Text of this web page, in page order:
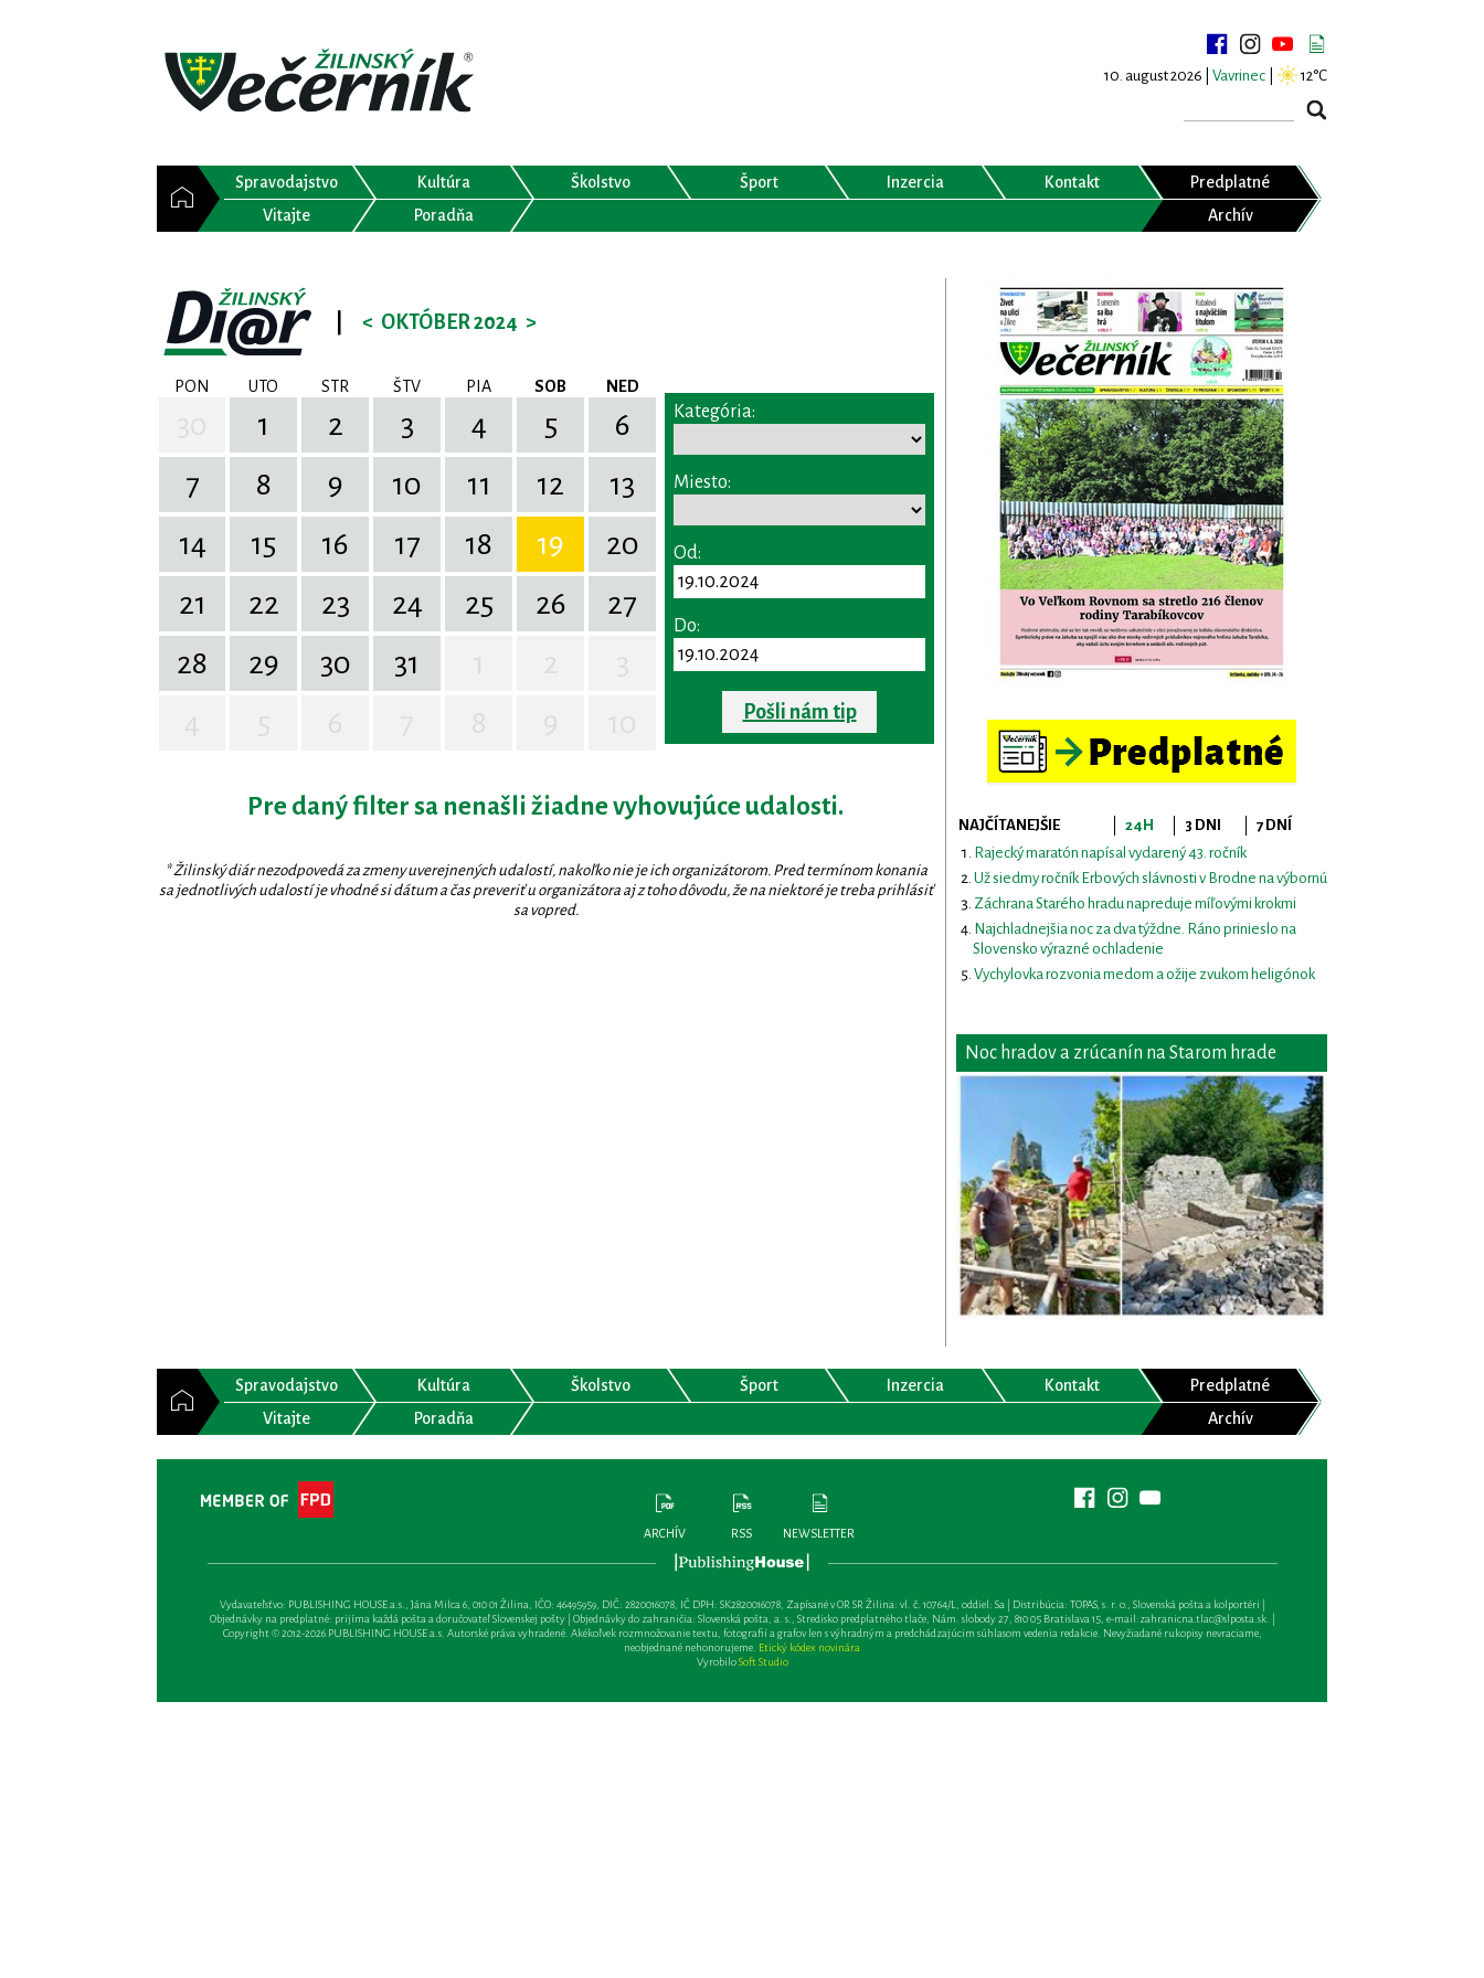
10. august 2026 | Vavrinec 12°C
Spravodajstvo Kultúra Školstvo Šport Inzercia Kontakt
Predplatné
Vitajte
Poradňa Archív
< OKTÓBER 2024 >
PON UTO STR ŠTV PIA SOB NED
1 2 3 4 5
6
7
8 9 10 11 12
13
14
15 16 17 18 19
20
21
22 23 24 25 26
27
28
29 30 31
Kategória:
Miesto:
Od:
Do:
Pošli nám tip
Pre daný filter sa nenašli žiadne vyhovujúce udalosti.
* Žilinský diár nezodpovedá za zmeny uverejnených udalostí, nakoľko nie je ich organizátorom. Pred termínom konania
sa jednotlivých udalostí je vhodné si dátum a čas preveriť u organizátora aj z toho dôvodu, že na niektoré je treba prihlásiť
sa vopred.
NAJČÍTANEJŠIE 24H 3 DNI
7 DNÍ
Rajecký maratón napísal vydarený 43. ročník
Už siedmy ročník Erbových slávnosti v Brodne na výbornú
Záchrana Starého hradu napreduje míľovými krokmi
Najchladnejšia noc za dva týždne. Ráno prinieslo na
Slovensko výrazné ochladenie
Vychylovka rozvonia medom a ožije zvukom heligónok
Noc hradov a zrúcanín na Starom hrade
Spravodajstvo Kultúra Školstvo Šport Inzercia Kontakt
Predplatné
Vitajte
Poradňa Archív
ARCHÍV RSS NEWSLETTER
Vydavateľsťvo: PUBLISHING HOUSE a.s., Jána Milca 6, 010 01 Žilina, IČO: 46495959, DIČ: 2820016078, IČ DPH: SK2820016078, Zapísané v OR SR Žilina: vl. č. 10764/L, oddiel: Sa | Distribúcia: TOPAS, s. r. o., Slovenská pošta a kolportéri |
Objednávky na predplatné: prijíma každá pošta a doručovateľ Slovenskej pošty | Objednávky do zahraničia: Slovenská pošta, a. s., Stredisko predplatného tlače, Nám. slobody 27, 810 05 Bratislava 15, e-mail:zahranicna.tlac@slposta.sk. |
Copyright © 2012-2026 PUBLISHING HOUSE a.s. Autorské práva vyhradené. Akékoľvek rozmnožovanie textu, fotografií a grafov len s výhradným a predchádzajúcim súhlasom vedenia redakcie. Nevyžiadané rukopisy nevraciame,
neobjednané nehonorujeme. Etický kódex novinára
VyrobiloSoft Studio